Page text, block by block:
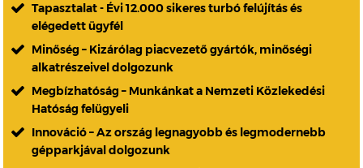
Tapasztalat - Évi 12.000 sikeres turbó felújítás és
elégedett ügyfél
Minőség – Kizárólag piacvezető gyártók, minőségi
alkatrészeivel dolgozunk
Megbízhatóság – Munkánkat a Nemzeti Közlekedési
Hatóság felügyeli
Innováció – Az ország legnagyobb és legmodernebb
gépparkjával dolgozunk